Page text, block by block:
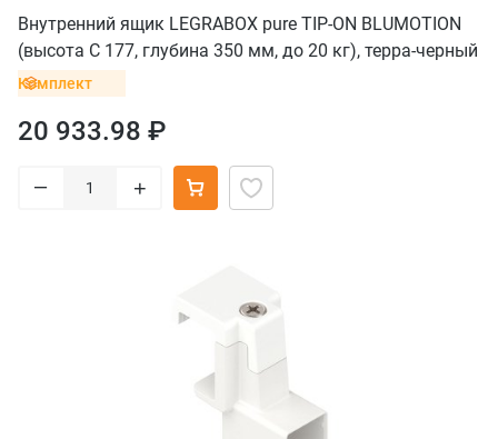
Внутренний ящик LEGRABOX pure TIP-ON BLUMOTION
(высота C 177, глубина 350 мм, до 20 кг), терра-черный
Комплект
20 933.98 ₽
– +